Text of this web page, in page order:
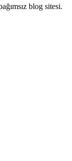
blog sitesi.